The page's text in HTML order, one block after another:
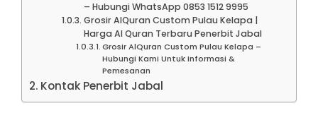
– Hubungi WhatsApp 0853 1512 9995
Grosir AlQuran Custom Pulau Kelapa |
Harga Al Quran Terbaru Penerbit Jabal
Grosir AlQuran Custom Pulau Kelapa –
Hubungi Kami Untuk Informasi &
Pemesanan
Kontak Penerbit Jabal